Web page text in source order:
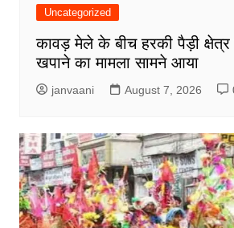
Uncategorized
कावड़ मेले के बीच हरकी पैड़ी
खपाने का मामला सामने आया
janvaani August 7, 2026